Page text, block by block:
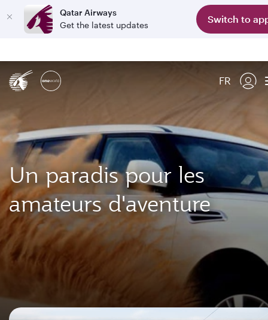
Qatar Airways
Get the latest updates
Switch to
FR
Un paradis pour les
amateurs d'aventure